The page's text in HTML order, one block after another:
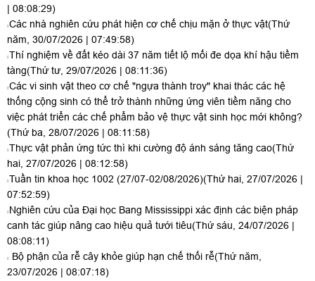
| 08:08:29)
Các nhà nghiên cứu phát hiện cơ chế chịu mặn ở thực vật(Thứ
năm, 30/07/2026 | 07:49:58)
Thí nghiệm về đất kéo dài 37 năm tiết lộ mối đe dọa khí hậu tiềm
tàng(Thứ tư, 29/07/2026 | 08:11:36)
Các vi sinh vật theo cơ chế "ngựa thành troy" khai thác các hệ
thống cộng sinh có thể trở thành những ứng viên tiềm năng cho
việc phát triển các chế phẩm bảo vệ thực vật sinh học mới không?
(Thứ ba, 28/07/2026 | 08:11:58)
Thực vật phản ứng tức thì khi cường độ ánh sáng tăng cao(Thứ
hai, 27/07/2026 | 08:12:58)
Tuần tin khoa học 1002 (27/07-02/08/2026)(Thứ hai, 27/07/2026 |
07:52:59)
Nghiên cứu của Đại học Bang Mississippi xác định các biện pháp
canh tác giúp nâng cao hiệu quả tưới tiêu(Thứ sáu, 24/07/2026 |
08:08:11)
Bộ phận của rễ cây khỏe giúp hạn chế thối rễ(Thứ năm,
23/07/2026 | 08:07:18)